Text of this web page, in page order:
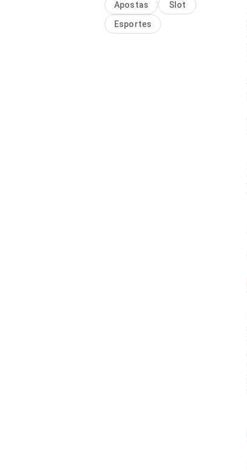
diferença.
Apostas
Slot
Esportes